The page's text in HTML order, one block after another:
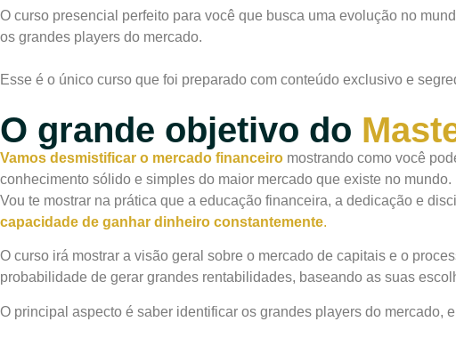
O curso presencial perfeito para você que busca uma evolução no
os grandes players do mercado.
Esse é o único curso que foi preparado com conteúdo exclusivo e
O grande objetivo do
Vamos desmistificar o mercado financeiro mostrando como você
conhecimento sólido e simples do maior mercado que existe no mundo.
Vou te mostrar na prática que a educação financeira, a dedicação e
capacidade de ganhar dinheiro constantemente.
O curso irá mostrar a visão geral sobre o mercado de capitais e o
probabilidade de gerar grandes rentabilidades, baseando as suas
O principal aspecto é saber identificar os grandes players do mercado,